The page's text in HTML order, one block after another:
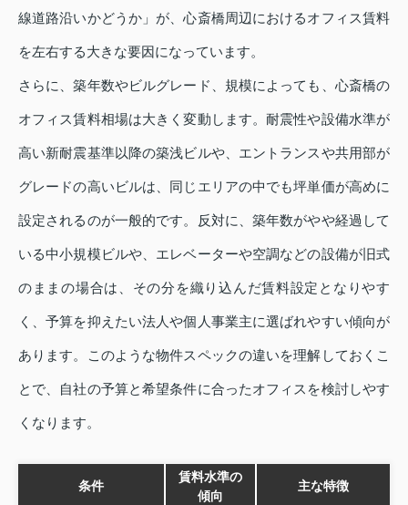
線道路沿いかどうか」が、心斎橋周辺におけるオフィス賃料
を左右する大きな要因になっています。
さらに、築年数やビルグレード、規模によっても、心斎橋の
オフィス賃料相場は大きく変動します。耐震性や設備水準が
高い新耐震基準以降の築浅ビルや、エントランスや共用部が
グレードの高いビルは、同じエリアの中でも坪単価が高めに
設定されるのが一般的です。反対に、築年数がやや経過して
いる中小規模ビルや、エレベーターや空調などの設備が旧式
のままの場合は、その分を織り込んだ賃料設定となりやす
く、予算を抑えたい法人や個人事業主に選ばれやすい傾向が
あります。このような物件スペックの違いを理解しておくこ
とで、自社の予算と希望条件に合ったオフィスを検討しやす
くなります。
条件
賃料水準の
傾向
主な特徴